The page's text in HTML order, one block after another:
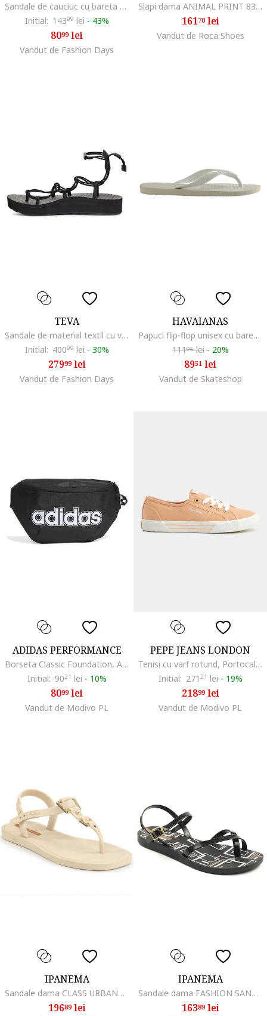
Sandale de cauciuc cu bareta separatoare Flash Urban, Auriu
Initial: 14399 lei - 43%
8099lei
Vandut de Fashion Days
Slapi dama ANIMAL PRINT 83846 BP653, Bej
16170lei
Vandut de Roca Shoes
TEVA
Sandale de material textil cu velcro, insertii de piele si bareta separatoare Midform Infinity, Negru
Initial: 40099 lei - 30%
27999lei
Vandut de Fashion Days
HAVAIANAS
Papuci flip-flop unisex cu bareta separatoare, din cauciuc, Alb fildes
11195lei - 20%
8951 lei
Vandut de Skateshop
ADIDAS PERFORMANCE
Borseta Classic Foundation, Alb/Negru
Initial: 9021 lei - 10%
8099lei
Vandut de Modivo PL
PEPE JEANS LONDON
Tenisi cu varf rotund, Portocaliu pal
Initial: 271 21 lei - 19%
21899lei
Vandut de Modivo PL
IPANEMA
Sandale dama CLASS URBANE 83766 BO419, Bej
19689lei
IPANEMA
Sandale dama FASHION SAND 82842 BL732, Alb
16389lei